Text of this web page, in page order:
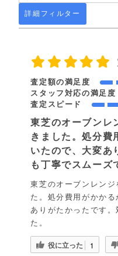
詳細フィルター
査定額の満足度
スタッフ対応の満足度
査定スピード
東芝のオーブンレ
きました。処分費
いたので、大変あ
も丁寧でスムーズ
東芝のオーブンレン
た。処分費用がかか
ありがたかったです
た。
役に立った 1